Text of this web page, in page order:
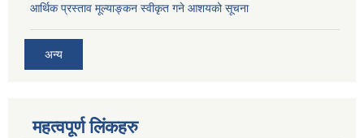
आर्थिक प्रस्ताव मूल्याङ्कन स्वीकृत गने आशयको सूचना
अन्य
महत्वपूर्ण लिंकहरु